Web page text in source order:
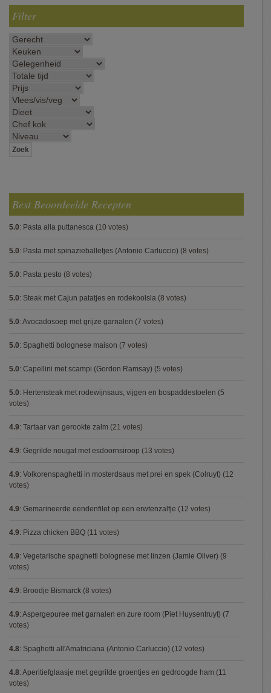
Filter
Best Beoordeelde Recepten
5.0: Pasta alla puttanesca (10 votes)
5.0: Pasta met spinazieballetjes (Antonio Carluccio) (8 votes)
5.0: Pasta pesto (8 votes)
5.0: Steak met Cajun patatjes en rodekoolsla (8 votes)
5.0: Avocadosoep met grijze garnalen (7 votes)
5.0: Spaghetti bolognese maison (7 votes)
5.0: Capellini met scampi (Gordon Ramsay) (5 votes)
5.0: Hertensteak met rodewijnsaus, vijgen en bospaddestoelen (5
votes)
4.9: Tartaar van gerookte zalm (21 votes)
4.9: Gegrilde nougat met esdoornsiroop (13 votes)
4.9: Volkorenspaghetti in mosterdsaus met prei en spek (Colruyt) (12
votes)
4.9: Gemarineerde eendenfilet op een erwtenzalfje (12 votes)
4.9: Pizza chicken BBQ (11 votes)
4.9: Vegetarische spaghetti bolognese met linzen (Jamie Oliver) (9
votes)
4.9: Broodje Bismarck (8 votes)
4.9: Aspergepuree met garnalen en zure room (Piet Huysentruyt) (7
votes)
4.8: Spaghetti all'Amatriciana (Antonio Carluccio) (12 votes)
4.8: Aperitiefglaasje met gegrilde groentjes en gedroogde ham (11
votes)